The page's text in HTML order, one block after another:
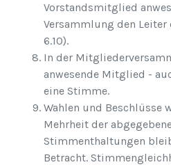
Vorstandsmitglied
Versammlung den Leiter
6.10).
In der
anwesende Mitglied -
eine Stimme.
Wahlen und Beschlüsse
Mehrheit der
Stimmenthaltungen
Betracht.